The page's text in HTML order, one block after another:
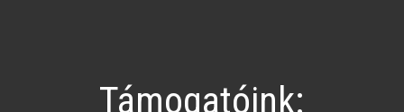
Támogatóink: